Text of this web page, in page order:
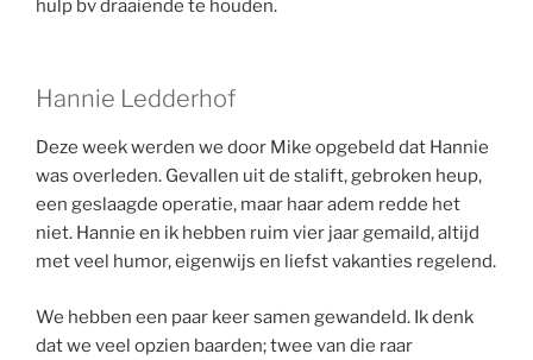
hulp bv draaiende te houden.
Hannie Ledderhof
Deze week werden we door Mike opgebeld dat Hannie
was overleden. Gevallen uit de stalift, gebroken heup,
een geslaagde operatie, maar haar adem redde het
niet. Hannie en ik hebben ruim vier jaar gemaild, altijd
met veel humor, eigenwijs en liefst vakanties regelend.
We hebben een paar keer samen gewandeld. Ik denk
dat we veel opzien baarden; twee van die raar